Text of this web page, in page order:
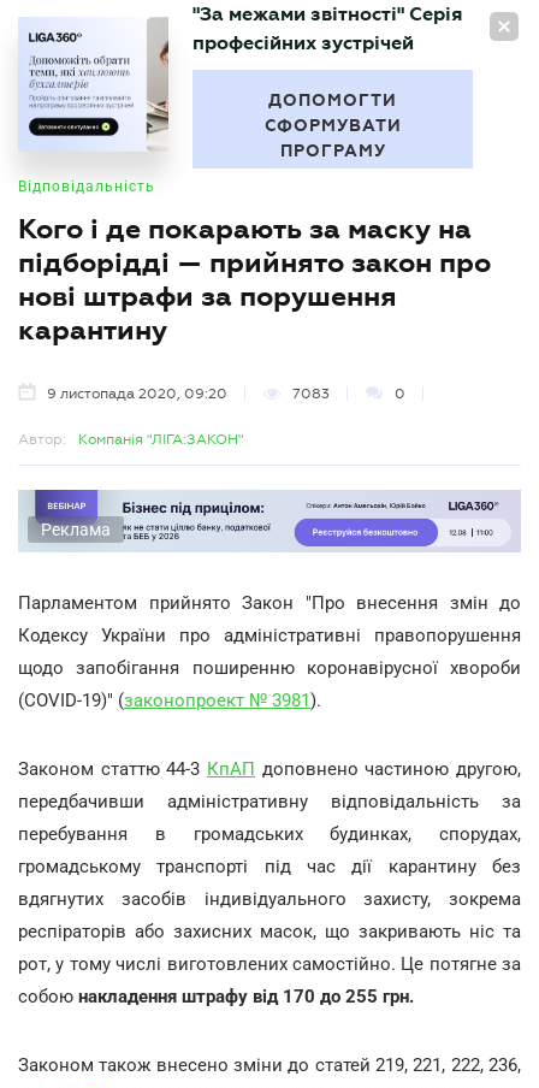
UA
БУХГАЛТЕР
"За межами звітності" Серія
професійних зустрічей
ДОПОМОГТИ
СФОРМУВАТИ
ПРОГРАМУ
Відповідальність
Кого і де покарають за маску на
підборідді — прийнято закон про
нові штрафи за порушення
карантину
9 листопада 2020, 09:20 7083 0
Автор: Компанія "ЛІГА:ЗАКОН"
Реклама
Парламентом прийнято Закон "Про внесення змін до
Кодексу України про адміністративні правопорушення
щодо запобігання поширенню коронавірусної хвороби
(COVID-19)" (законопроект № 3981).
Законом статтю 44-3 КпАП доповнено частиною другою,
передбачивши адміністративну відповідальність за
перебування в громадських будинках, спорудах,
громадському транспорті під час дії карантину без
вдягнутих засобів індивідуального захисту, зокрема
респіраторів або захисних масок, що закривають ніс та
рот, у тому числі виготовлених самостійно. Це потягне за
собою накладення штрафу від 170 до 255 грн.
Законом також внесено зміни до статей 219, 221, 222, 236,